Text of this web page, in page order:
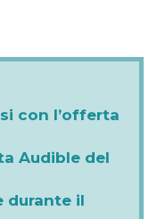
con l’offerta
Audible del
durante il